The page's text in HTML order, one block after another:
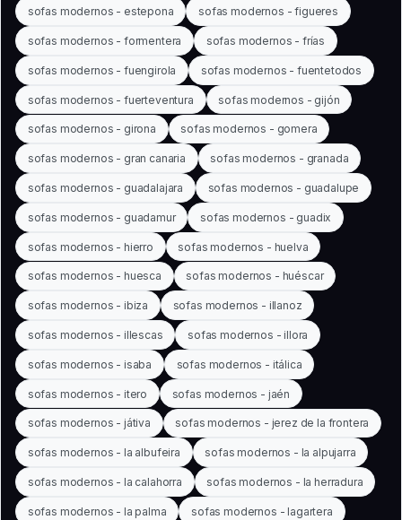
sofas modernos - estepona sofas modernos - figueres
sofas modernos - formentera sofas modernos - frías
sofas modernos - fuengirola sofas modernos - fuentetodos
sofas modernos - fuerteventura sofas modernos - gijón
sofas modernos - girona sofas modernos - gomera
sofas modernos - gran canaria sofas modernos - granada
sofas modernos - guadalajara sofas modernos - guadalupe
sofas modernos - guadamur sofas modernos - guadix
sofas modernos - hierro sofas modernos - huelva
sofas modernos - huesca sofas modernos - huéscar
sofas modernos - ibiza sofas modernos - illanoz
sofas modernos - illescas sofas modernos - illora
sofas modernos - isaba sofas modernos - itálica
sofas modernos - itero sofas modernos - jaén
sofas modernos - játiva sofas modernos - jerez de la frontera
sofas modernos - la albufeira sofas modernos - la alpujarra
sofas modernos - la calahorra sofas modernos - la herradura
sofas modernos - la palma sofas modernos - lagartera